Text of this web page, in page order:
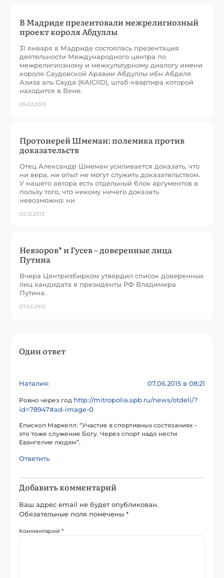
В Мадриде презентовали межрелигиозный
проект короля Абдуллы
31 января в Мадриде состоялась презентация
деятельности Международного центра по
межрелигиозному и межкультурному диалогу имени
короля Саудовской Аравии Абдуллы ибн Абделя
Азиза аль Сауда (КАIСIID), штаб-квартира которой
находится в Вене.
05.02.2013
Протоиерей Шмеман: полемика против
доказательств
Отец Александр Шмеман усиливается доказать, что
ни вера, ни опыт не могут служить доказательством.
У нашего автора есть отдельный блок аргументов в
пользу того, что никому ничего доказать
невозможно: ни
02.12.2013
Невзоров* и Гусев – доверенные лица
Путина
Вчера Центризбирком утвердил список доверенных
лиц кандидата в президенты РФ Владимира
Путина.
07.02.2012
Один ответ
Наталия: 07.06.2015 в 08:21
Ровно через год http://mitropolia.spb.ru/news/otdeli/?
id=78947#ad-image-0
Епископ Маркелл: “Участие в спортивных состязаниях –
это тоже служение Богу. Через спорт надо нести
Евангелие людям”.
Ответить
Добавить комментарий
Ваш адрес email не будет опубликован.
Обязательные поля помечены*
Комментарий*